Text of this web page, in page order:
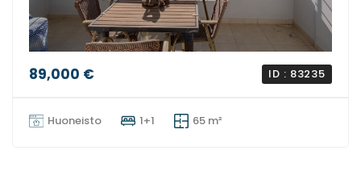
89,000 € ID : 83235
Huoneisto 1+1 65 m²